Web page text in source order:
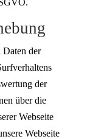
Daten der
der
über die
Webseite
Webseite